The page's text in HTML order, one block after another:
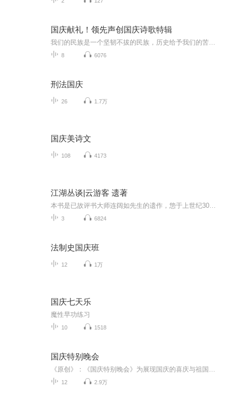
国庆献礼！领先声创国庆诗歌特辑
8 6076
刑法国庆
26 1.7万
国庆美诗文
108 4173
江湖丛谈|云游客 遗著
3 6824
法制史国庆班
12 1万
国庆七天乐
魔性早功练习
10 1518
国庆特别晚会
12 2.9万